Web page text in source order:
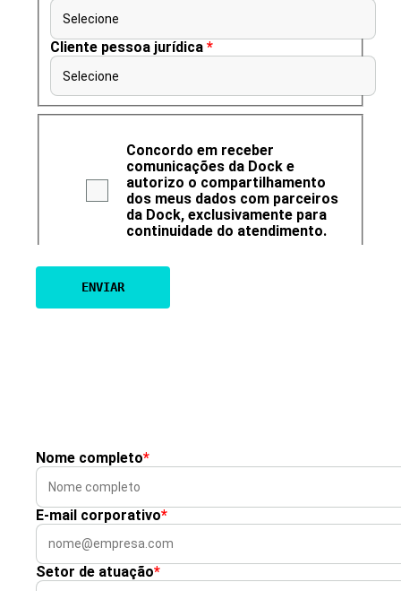
Selecione
Cliente pessoa jurídica *
Selecione
Concordo em receber
comunicações da Dock e
autorizo o compartilhamento
dos meus dados com parceiros
da Dock, exclusivamente para
continuidade do atendimento.
Nome completo*
E-mail corporativo*
Setor de atuação*